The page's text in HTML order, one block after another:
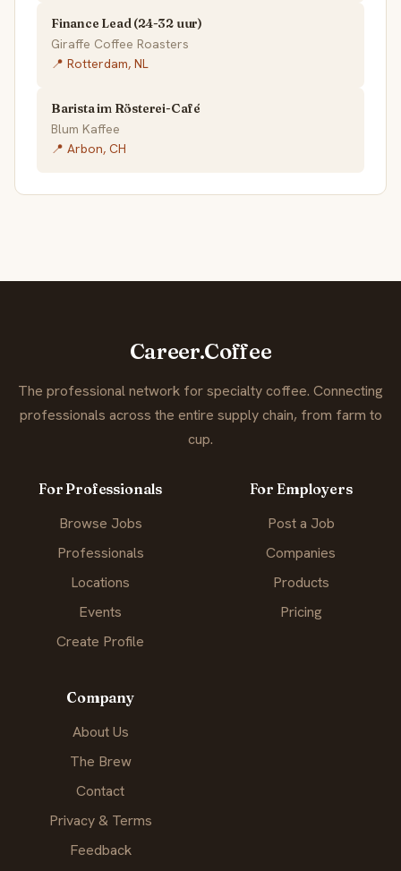
Finance Lead (24-32 uur)
Giraffe Coffee Roasters
📍 Rotterdam, NL
Barista im Rösterei-Café
Blum Kaffee
📍 Arbon, CH
Career.Coffee
The professional network for specialty coffee. Connecting
professionals across the entire supply chain, from farm to
cup.
For Professionals
Browse Jobs
Professionals
Locations
Events
Create Profile
For Employers
Post a Job
Companies
Products
Pricing
Company
About Us
The Brew
Contact
Privacy & Terms
Feedback